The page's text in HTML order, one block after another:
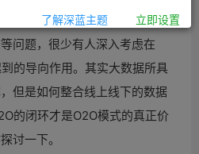
多了，但大多数都是在探讨关于
问题，很少有人深入考虑在
的导向作用。其实大数据所具
但是如何整合线上线下的数据
的闭环才是O2O模式的真正价
讨一下。
了解深蓝主题 立即设置